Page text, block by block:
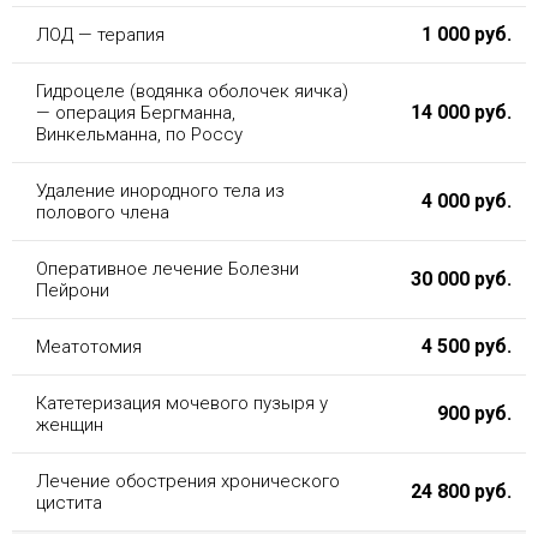
ЛОД — терапия 1 000 руб.
Гидроцеле (водянка оболочек яичка)
— операция Бергманна,
Винкельманна, по Россу
14 000 руб.
Удаление инородного тела из
полового члена
4 000 руб.
Оперативное лечение Болезни
Пейрони
30 000 руб.
Меатотомия 4 500 руб.
Катетеризация мочевого пузыря у
женщин
900 руб.
Лечение обострения хронического
цистита
24 800 руб.